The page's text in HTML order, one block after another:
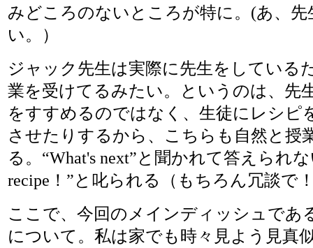
みどころのないところが特に。(あ、
い。）
ジャック先生は実際に先生をしている
業を受けてるみたい。というのは、先
をすすめるのではなく、生徒にレシピ
させたりするから、こちらも自然と授
る。“What's next”と聞かれて答えられな
recipe！”と叱られる（もちろん冗談で
ここで、今回のメインディッシュであ
について。私は家でも時々見よう見真